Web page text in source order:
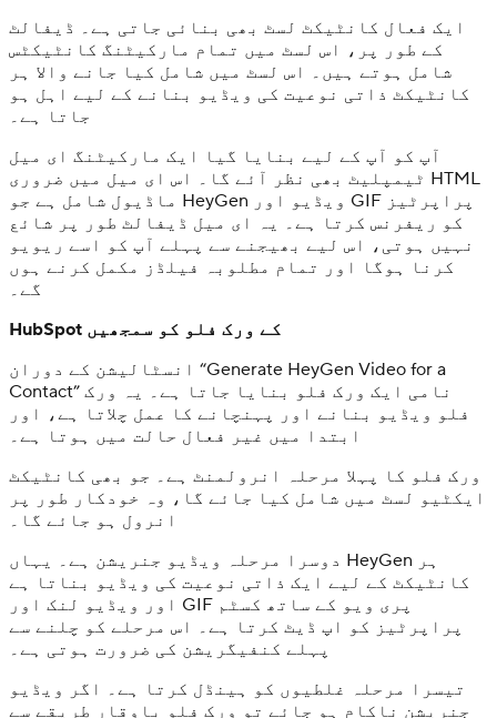
ایک فعال کانٹیکٹ لسٹ بھی بنائی جاتی ہے۔ ڈیفالٹ
کے طور پر، اس لسٹ میں تمام مارکیٹنگ کانٹیکٹس
شامل ہوتے ہیں۔ اس لسٹ میں شامل کیا جانے والا ہر
کانٹیکٹ ذاتی نوعیت کی ویڈیو بنانے کے لیے اہل ہو
جاتا ہے۔
آپ کو آپ کے لیے بنایا گیا ایک مارکیٹنگ ای میل
ٹیمپلیٹ بھی نظر آئے گا۔ اس ای میل میں ضروری HTML
ماڈیول شامل ہے جو HeyGen ویڈیو اور GIF پراپرٹیز
کو ریفرنس کرتا ہے۔ یہ ای میل ڈیفالٹ طور پر شائع
نہیں ہوتی، اس لیے بھیجنے سے پہلے آپ کو اسے ریویو
کرنا ہوگا اور تمام مطلوبہ فیلڈز مکمل کرنے ہوں
گے۔
HubSpot کے ورک فلو کو سمجھیں
انسٹالیشن کے دوران “Generate HeyGen Video for a
Contact” نامی ایک ورک فلو بنایا جاتا ہے۔ یہ ورک
فلو ویڈیو بنانے اور پہنچانے کا عمل چلاتا ہے، اور
ابتدا میں غیر فعال حالت میں ہوتا ہے۔
ورک فلو کا پہلا مرحلہ انرولمنٹ ہے۔ جو بھی کانٹیکٹ
ایکٹیو لسٹ میں شامل کیا جائے گا، وہ خودکار طور پر
انرول ہو جائے گا۔
دوسرا مرحلہ ویڈیو جنریشن ہے۔ یہاں HeyGen ہر
کانٹیکٹ کے لیے ایک ذاتی نوعیت کی ویڈیو بناتا ہے
اور ویڈیو لنک اور GIF پری ویو کے ساتھ کسٹم
پراپرٹیز کو اپ ڈیٹ کرتا ہے۔ اس مرحلے کو چلنے سے
پہلے کنفیگریشن کی ضرورت ہوتی ہے۔
تیسرا مرحلہ غلطیوں کو ہینڈل کرتا ہے۔ اگر ویڈیو
جنریشن ناکام ہو جائے تو ورک فلو باوقار طریقے سے